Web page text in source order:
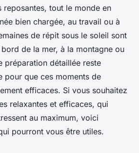
des vacances
?
•3 min de lecture
reposantes, tout le monde en
bien chargée, au travail ou à
de répit sous le soleil sont
de la mer, à la montagne ou
préparation détaillée reste
pour que ces moments de
efficaces. Si vous souhaitez
relaxantes et efficaces, qui
au maximum, voici
pourront vous être utiles.